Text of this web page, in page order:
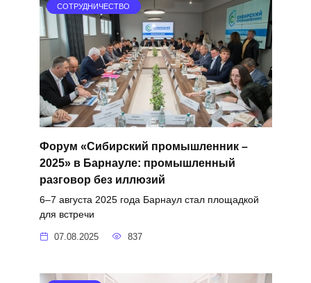
СОТРУДНИЧЕСТВО
Форум «Сибирский промышленник –
2025» в Барнауле: промышленный
разговор без иллюзий
6–7 августа 2025 года Барнаул стал площадкой
для встречи
07.08.2025 837